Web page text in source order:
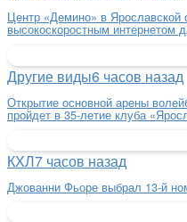
Центр «Демино» в Ярославской
высокоскоростным интернетом
Другие виды6 часов назад
Открытие основной арены
пройдет в 35-летие клуба
КХЛ7 часов назад
Джованни Фьоре выбрал 13-й